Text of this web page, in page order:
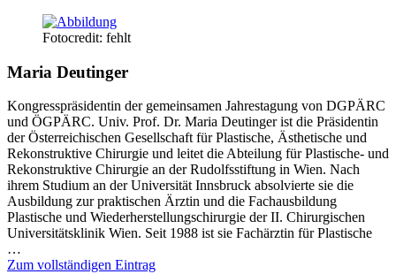
Fotocredit: fehlt
Maria Deutinger
Kongresspräsidentin der gemeinsamen Jahrestagung von DGPÄRC
und ÖGPÄRC. Univ. Prof. Dr. Maria Deutinger ist die Präsidentin
der Österreichischen Gesellschaft für Plastische, Ästhetische und
Rekonstruktive Chirurgie und leitet die Abteilung für Plastische- und
Rekonstruktive Chirurgie an der Rudolfsstiftung in Wien. Nach
ihrem Studium an der Universität Innsbruck absolvierte sie die
Ausbildung zur praktischen Ärztin und die Fachausbildung
Plastische und Wiederherstellungschirurgie der II. Chirurgischen
Universitätsklinik Wien. Seit 1988 ist sie Fachärztin für Plastische
…
Zum vollständigen Eintrag